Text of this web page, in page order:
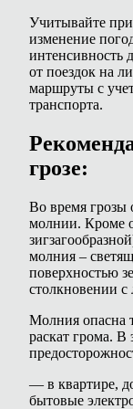
Учитывайте
изменение
интенсивность
от поездок на
маршруты с
транспорта.
грозе:
Во время грозы
молнии. Кроме
молния –
поверхностью
столкновении
Молния опасна
раскат грома.
— в квартире,
бытовые